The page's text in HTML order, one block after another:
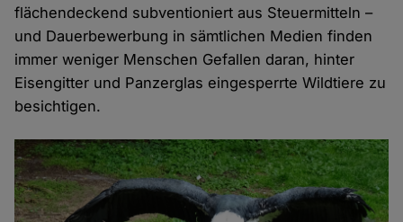
flächendeckend subventioniert aus Steuermitteln –
und Dauerbewerbung in sämtlichen Medien finden
immer weniger Menschen Gefallen daran, hinter
Eisengitter und Panzerglas eingesperrte Wildtiere zu
besichtigen.